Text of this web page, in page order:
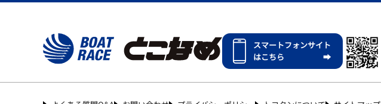
スマートフォンサイト
はこちら ➡